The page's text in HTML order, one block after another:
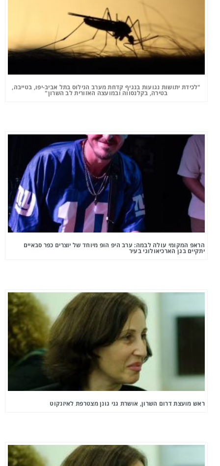
"לכידת יתושות נגועות בנגיף קדחת מערב הנילוס בתל אביב-יפו, בטייבה,
בטירה, בקלנסווה ובמועצה האזורית לב השרון"
הראפ המקומי עולה לבמה: ערב היפ הופ מיוחד של יוצרים כפר סבאיים
יתקיים בגן הארכיאולוגי בעיר
ראש מועצת דרום השרון, אושרת גני גונן מצטרפת לאיזנקוט